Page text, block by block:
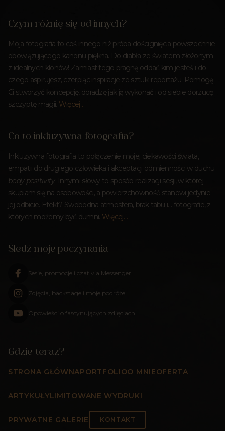
Czym różnię się od innych?
Moja fotografia to coś innego niż próba doścignięcia powszechnie
obowiązującego kanonu piękna. Do diabła ze światem złożonym
z idealnych klonów! Zamiast tego pragnę oddać kim jesteś i do
czego aspirujesz, czerpiąc inspiracje ze sztuki reportażu. Pomogę
Ci stworzyć koncepcję, doradzę jak ją wykonać i od siebie dorzucę
szczyptę magii. Więcej…
Co to inkluzywna fotografia?
Inkluzywna fotografia to połączenie mojej ciekawości świata,
empatii do drugiego człowieka i akceptacji odmienności w duchu
body positivity. Innymi słowy to sposób realizacji sesji, w której
skupiam się na osobowości, a powierzchowność stanowi jedynie
jej odbicie. Efekt? Swobodna atmosfera, brak tabu i… fotografie, z
których możemy być dumni. Więcej…
Śledź moje poczynania
Sesje, promocje i czat via Messenger
Zdjęcia, backstage i moje podróże
Opowieści o fascynujących zdjęciach
Gdzie teraz?
STRONA GŁÓWNAPORTFOLIOO MNIEOFERTA
ARTYKUŁYLIMITOWANE WYDRUKI
PRYWATNE GALERIE KONTAKT